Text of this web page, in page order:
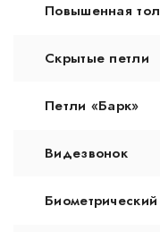
Повышенная
Скрытые петли
Петли «Барк»
Видезвонок